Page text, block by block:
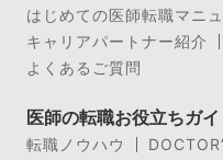
はじめての医師転職マニ
キャリアパートナー紹介
よくあるご質問
医師の転職お役立ちガイ
転職ノウハウ